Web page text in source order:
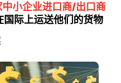
小企业进口商/出口商
国际上运送他们的货物